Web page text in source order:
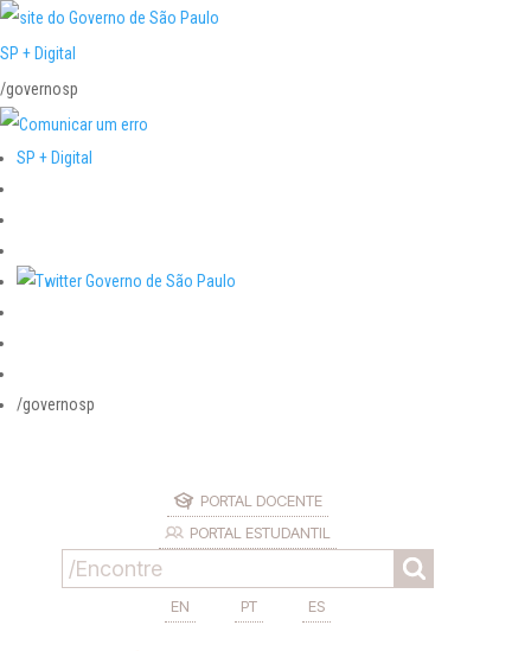
SP + Digital
/governosp
SP + Digital
/governosp
PORTAL DOCENTE
PORTAL ESTUDANTIL
EN PT ES